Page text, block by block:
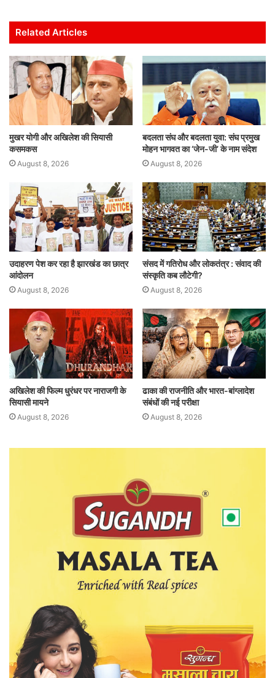
s
A
p
p
e
b
o
o
k
er l
e
dI
n
e
Related Articles
मुखर योगी और अखिलेश की सियासी
कसमकस
August 8, 2026
बदलता संघ और बदलता युवा: संघ प्रमुख
मोहन भागवत का ‘जेन-जी’ के नाम संदेश
August 8, 2026
उदाहरण पेश कर रहा है झारखंड का छात्र
आंदोलन
August 8, 2026
संसद में गतिरोध और लोकतंत्र : संवाद की
संस्कृति कब लौटेगी?
August 8, 2026
अखिलेश की फिल्म धुरंधर पर नाराजगी के
सियासी मायने
August 8, 2026
ढाका की राजनीति और भारत-बांग्लादेश
संबंधों की नई परीक्षा
August 8, 2026